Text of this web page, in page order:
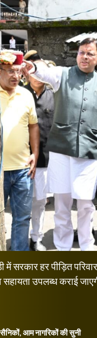
सरकार हर पीड़ित
उपलब्ध कराई
आम नागरिकों की सुनी